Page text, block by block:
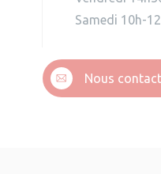
Samedi 10h-
Nous